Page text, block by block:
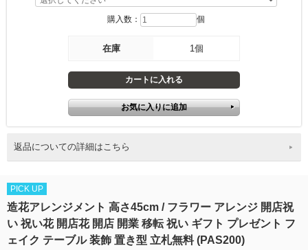
購入数： 個
在庫 1個
返品についての詳細はこちら
PICK UP
造花アレンジメント 高さ45cm / フラワー アレンジ 開店祝
い 祝い花 開店花 開店 開業 移転 祝い ギフト プレゼント フ
ェイク テーブル 装飾 置き型 立札無料 (PAS200)